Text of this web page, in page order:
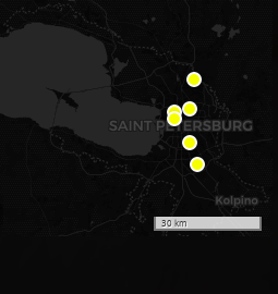
30 km